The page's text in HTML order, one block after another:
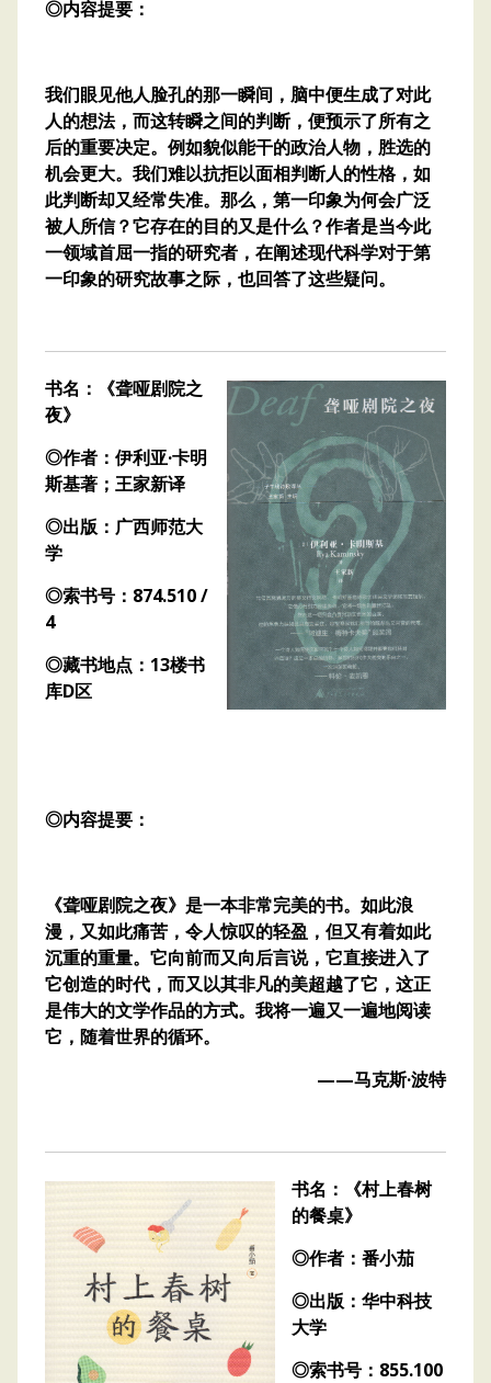
◎内容提要：
我们眼见他人脸孔的那一瞬间，脑中便生成了对此
人的想法，而这转瞬之间的判断，便预示了所有之
后的重要决定。例如貌似能干的政治人物，胜选的
机会更大。我们难以抗拒以面相判断人的性格，如
此判断却又经常失准。那么，第一印象为何会广泛
被人所信？它存在的目的又是什么？作者是当今此
一领域首屈一指的研究者，在阐述现代科学对于第
一印象的研究故事之际，也回答了这些疑问。
书名：《聋哑剧院之
夜》
◎作者：伊利亚·卡明
斯基著；王家新译
◎出版：广西师范大
学
◎索书号：874.510 /
4
◎藏书地点：13楼书
库D区
◎内容提要：
《聋哑剧院之夜》是一本非常完美的书。如此浪
漫，又如此痛苦，令人惊叹的轻盈，但又有着如此
沉重的重量。它向前而又向后言说，它直接进入了
它创造的时代，而又以其非凡的美超越了它，这正
是伟大的文学作品的方式。我将一遍又一遍地阅读
它，随着世界的循环。
——马克斯·波特
书名：《村上春树
的餐桌》
◎作者：番小茄
◎出版：华中科技
大学
◎索书号：855.100